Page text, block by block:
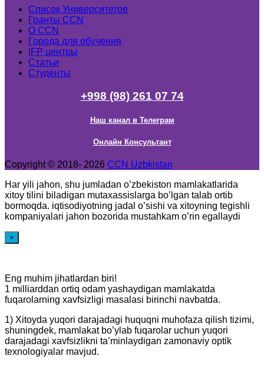
Список Университетов
Гранты ССN
О ССN
Города для обучения
IFP центры
Статьи
Студенты
+998 (98) 261 07 74
Наш канал в Телеграм
Онлайн Консультант
Copyright © 2018- 2026 CCN Uzbkistan
Har yili jahon, shu jumladan o’zbekiston mamlakatlarida
xitoy tilini biladigan mutaxassislarga bo’lgan talab ortib
bormoqda. iqtisodiyotning jadal o’sishi va xitoyning tegishli
kompaniyalari jahon bozorida mustahkam o’rin egallaydi
×
Eng muhim jihatlardan biri!
1 milliarddan ortiq odam yashaydigan mamlakatda
fuqarolarning xavfsizligi masalasi birinchi navbatda.
1) Xitoyda yuqori darajadagi huquqni muhofaza qilish tizimi,
shuningdek, mamlakat bo’ylab fuqarolar uchun yuqori
darajadagi xavfsizlikni ta’minlaydigan zamonaviy optik
texnologiyalar mavjud.